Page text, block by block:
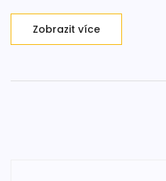
Zobrazit více